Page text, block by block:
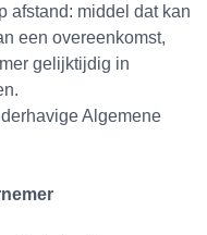
afstand: middel dat kan
een overeenkomst,
gelijktijdig in
Algemene